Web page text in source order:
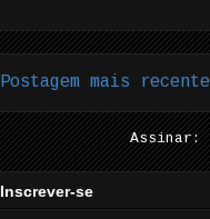
Postagem mais recente
Assinar:
Inscrever-se